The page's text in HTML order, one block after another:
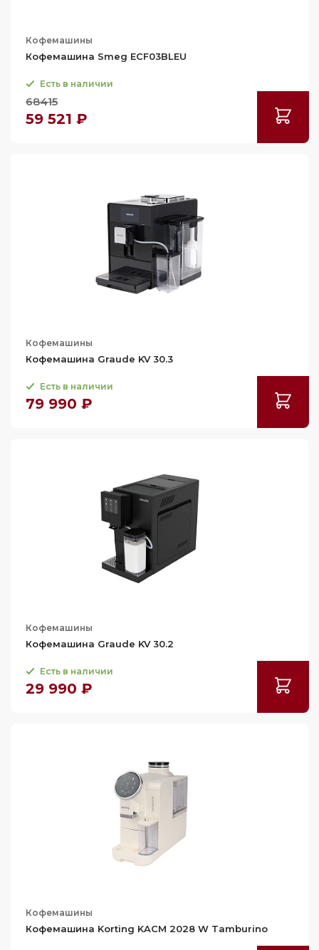
Кофемашины
Кофемашина Smeg ECF03BLEU
Есть в наличии
68415
59 521 ₽
Кофемашины
Кофемашина Graude KV 30.3
Есть в наличии
79 990 ₽
Кофемашины
Кофемашина Graude KV 30.2
Есть в наличии
29 990 ₽
Кофемашины
Кофемашина Korting KACM 2028 W Tamburino